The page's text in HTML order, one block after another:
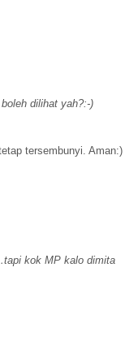
dilihat yah?:-)
tersembunyi. Aman:)
kok MP kalo dimita